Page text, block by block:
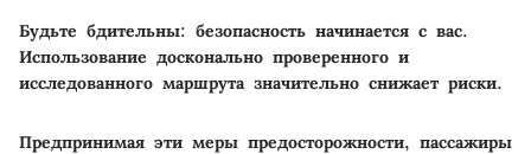
Будьте бдительны: безопасность начинается с вас.
Использование досконально проверенного и
исследованного маршрута значительно снижает риски.
Предпринимая эти меры предосторожности, пассажиры